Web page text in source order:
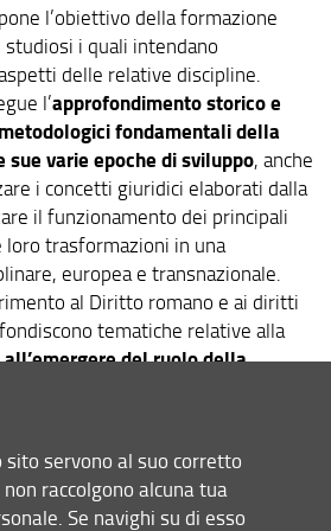
l’obiettivo della formazione
i quali intendano
delle relative discipline.
l’approfondimento storico e
fondamentali della
varie epoche di sviluppo, anche
i concetti giuridici elaborati dalla
il funzionamento dei principali
trasformazioni in una
europea e transnazionale.
al Diritto romano e ai diritti
tematiche relative alla
del ruolo della
rappresentata dal grande
di Roma antica.
-giuridico sono particolarmente
e delle dottorande
ricerca
Scienze Sociali
eccellenza
sito servono al suo corretto
raccolgono alcuna tua
Se navighi su di esso